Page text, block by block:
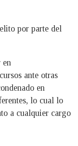
por parte del
en
ante otras
en
lo cual lo
a cualquier cargo